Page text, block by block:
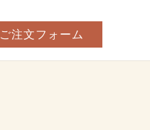
ご注文フォーム